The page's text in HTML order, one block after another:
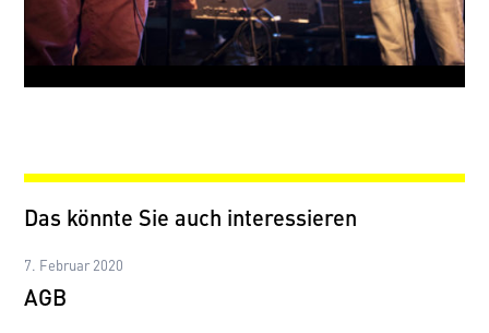
Das könnte Sie auch interessieren
7. Februar 2020
AGB